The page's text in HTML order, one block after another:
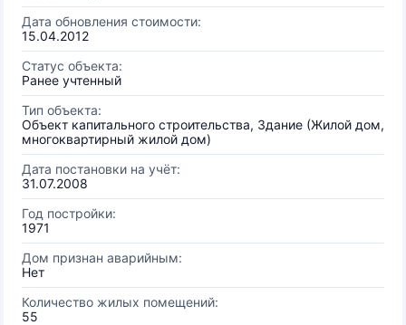
Дата обновления стоимости:
15.04.2012
Статус объекта:
Ранее учтенный
Тип объекта:
Объект капитального строительства, Здание (Жилой дом,
многоквартирный жилой дом)
Дата постановки на учёт:
31.07.2008
Год постройки:
1971
Дом признан аварийным:
Нет
Количество жилых помещений:
55